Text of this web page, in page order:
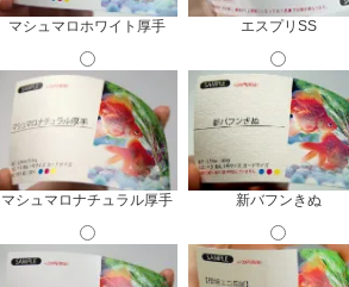
マシュマロホワイト厚手 エスプリSS
マシュマロナチュラル厚手 新バフンきぬ